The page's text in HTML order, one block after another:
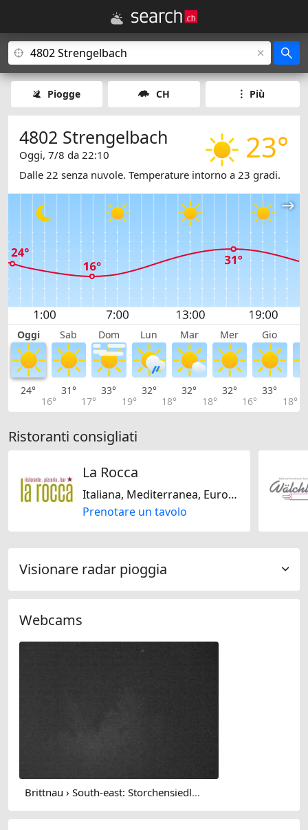
Piogge CH Più
23°
4802 Strengelbach
Oggi, 7/8 da 22:10
Dalle 22 senza nuvole. Temperature intorno a 23 gradi.
Oggi Sab Dom Lun Mar Mer Gio
24°
16°
31°
17°
33°
19°
32°
18°
32°
18°
32°
16°
33°
18°
Ristoranti consigliati
La Rocca
Italiana, Mediterranea, Europeo
Prenotare un tavolo
Visionare radar pioggia
Webcams
Brittnau › South-east: Storchensiedlung